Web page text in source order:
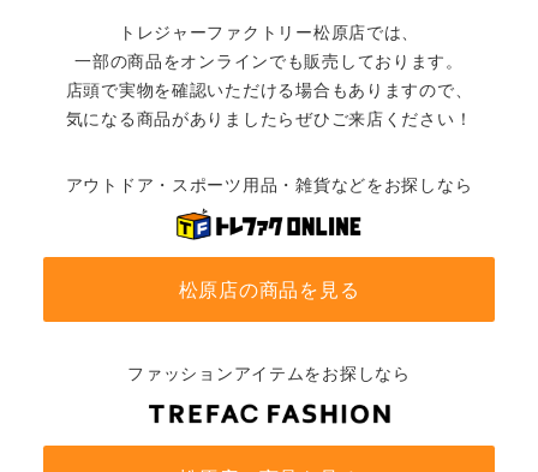
トレジャーファクトリー松原店では、
一部の商品をオンラインでも販売しております。
店頭で実物を確認いただける場合もありますので、
気になる商品がありましたらぜひご来店ください！
アウトドア・スポーツ用品・雑貨などをお探しなら
松原店の商品を見る
ファッションアイテムをお探しなら